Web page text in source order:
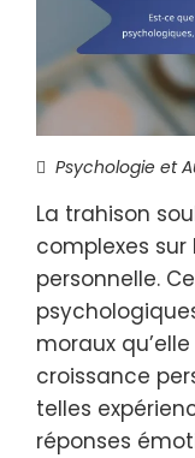
Psychologie et
La trahison
complexes
personnelle.
moraux
croissance
telles
réponses